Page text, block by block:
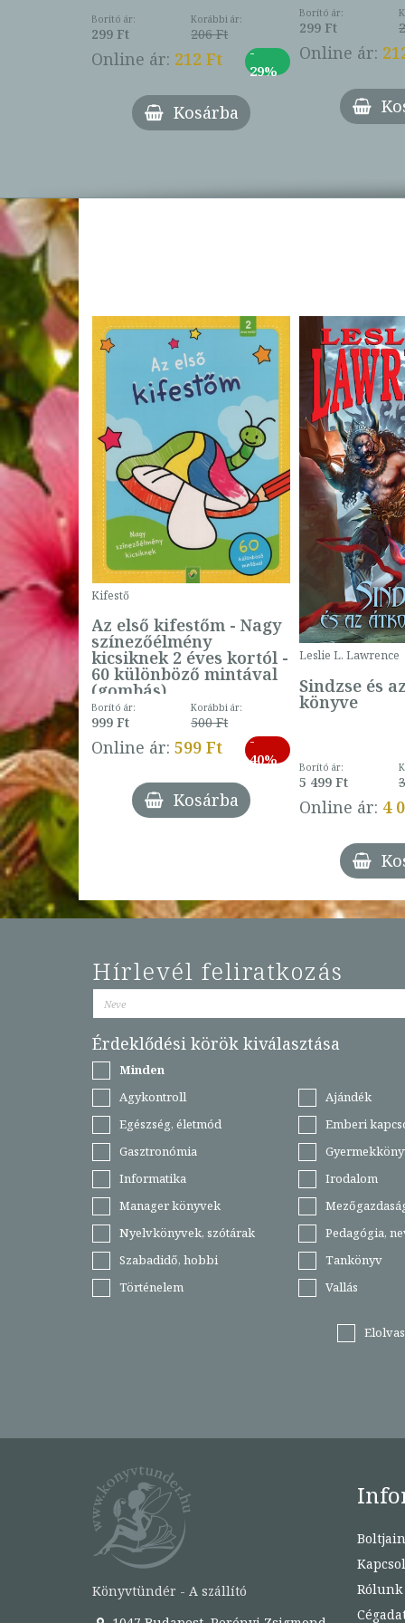
Borító ár:
299 Ft
Korábbi ár:
206 Ft
Online ár: 212 Ft
-
29%
Kosárba
Borító ár:
299 Ft
Online ár:
ár:
Ft
Ft
-
27%
Kifestő
Az első kifestőm - Nagy
színezőélmény
kicsiknek 2 éves kortól -
60 különböző mintával
(gombás)
Borító ár:
999 Ft
Korábbi ár:
500 Ft
Online ár: 599 Ft
-
40%
Kosárba
Leslie L. Lawrence
Sindzse és
könyve
Borító ár:
5 499 Ft
Online ár: 4
Hírlevél feliratkozás
Érdeklődési körök kiválasztása
Minden
Agykontroll
Ajándék
Egészség, életmód
Emberi
Gasztronómia
Informatika
Irodalom
Manager könyvek
Nyelvkönyvek, szótárak
Pedagógia,
Szabadidő, hobbi
Tankönyv
Történelem
Vallás
Könyvtündér - A szállító
Rólunk